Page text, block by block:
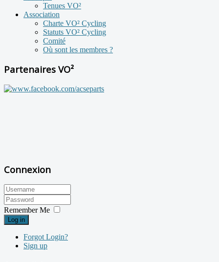
Tenues VO²
Association
Charte VO² Cycling
Statuts VO² Cycling
Comité
Où sont les membres ?
Partenaires VO²
Connexion
Remember Me
Log in
Forgot Login?
Sign up